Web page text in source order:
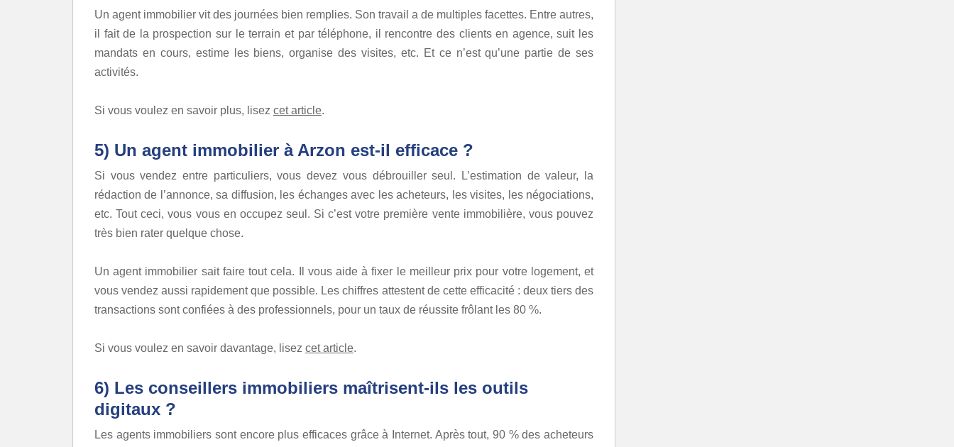
Un agent immobilier vit des journées bien remplies. Son travail a de multiples facettes. Entre autres,
il fait de la prospection sur le terrain et par téléphone, il rencontre des clients en agence, suit les
mandats en cours, estime les biens, organise des visites, etc. Et ce n’est qu’une partie de ses
activités.
Si vous voulez en savoir plus, lisez cet article.
5) Un agent immobilier à Arzon est-il efficace ?
Si vous vendez entre particuliers, vous devez vous débrouiller seul. L’estimation de valeur, la
rédaction de l’annonce, sa diffusion, les échanges avec les acheteurs, les visites, les négociations,
etc. Tout ceci, vous vous en occupez seul. Si c’est votre première vente immobilière, vous pouvez
très bien rater quelque chose.
Un agent immobilier sait faire tout cela. Il vous aide à fixer le meilleur prix pour votre logement, et
vous vendez aussi rapidement que possible. Les chiffres attestent de cette efficacité : deux tiers des
transactions sont confiées à des professionnels, pour un taux de réussite frôlant les 80 %.
Si vous voulez en savoir davantage, lisez cet article.
6) Les conseillers immobiliers maîtrisent-ils les outils
digitaux ?
Les agents immobiliers sont encore plus efficaces grâce à Internet. Après tout, 90 % des acheteurs